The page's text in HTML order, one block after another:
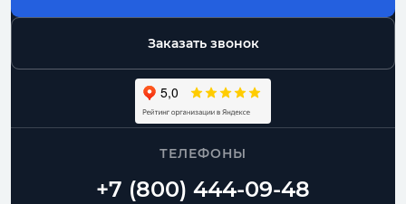
Заказать звонок
ТЕЛЕФОНЫ